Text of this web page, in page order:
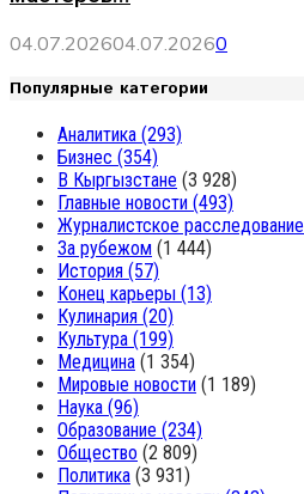
04.07.202604.07.20260
Популярные категории
Аналитика (293)
Бизнес (354)
В Кыргызстане (3 928)
Главные новости (493)
Журналистское расследование
За рубежом (1 444)
История (57)
Конец карьеры (13)
Кулинария (20)
Культура (199)
Медицина (1 354)
Мировые новости (1 189)
Наука (96)
Образование (234)
Общество (2 809)
Политика (3 931)